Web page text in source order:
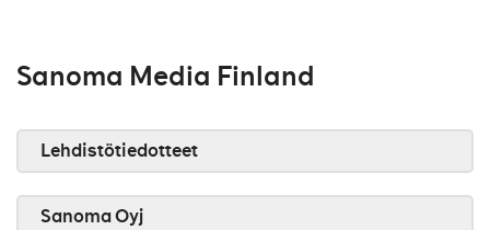
Sanoma Media Finland
Lehdistötiedotteet
Sanoma Oyj